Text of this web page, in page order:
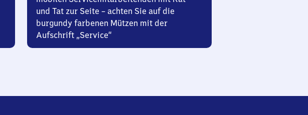
und Tat zur Seite – achten Sie auf die
burgundy farbenen Mützen mit der
Aufschrift „Service“